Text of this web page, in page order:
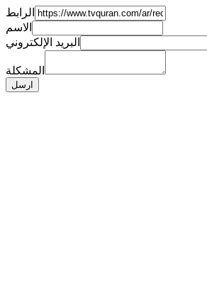
الرابط
الاسم
البريد الإلكتروني
المشكلة
ارسل